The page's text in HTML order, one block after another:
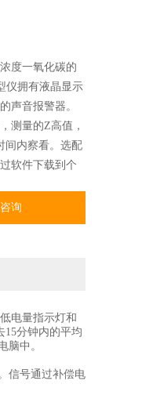
度一氧化碳的
仪拥有液晶显示
声音报警器。
测量的Z高值，
间内察看。选配
软件下载到个
询
电量指示灯和
15分钟内的平均
脑中。
信号通过补偿电